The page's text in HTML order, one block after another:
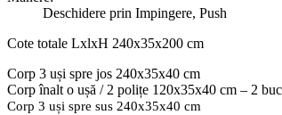
Deschidere prin Impingere, Push
Cote totale LxlxH 240x35x200 cm
Corp 3 uși spre jos 240x35x40 cm
Corp înalt o ușă / 2 polițe 120x35x40 cm – 2
Corp 3 uși spre sus 240x35x40 cm